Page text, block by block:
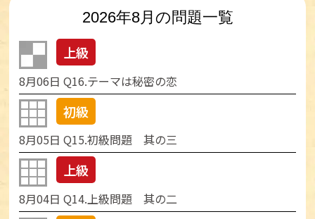
2026年8月の問題一覧
上級
8月06日 Q16.テーマは秘密の恋
初級
8月05日 Q15.初級問題 其の三
上級
8月04日 Q14.上級問題 其の二